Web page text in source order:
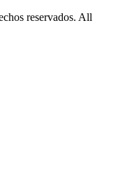
reservados. All